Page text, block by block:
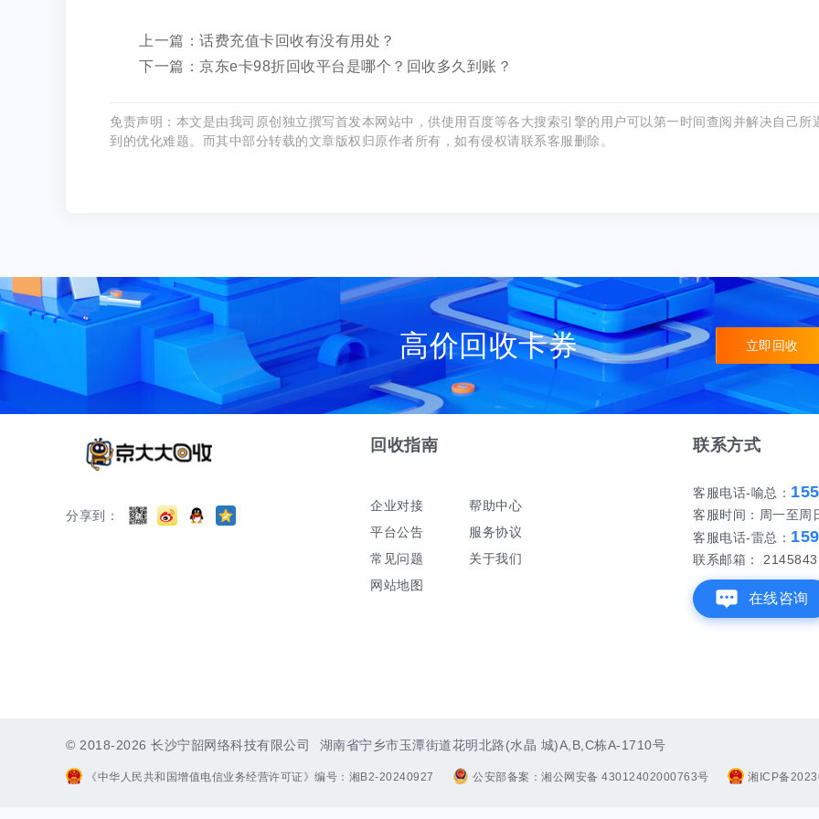
上一篇：话费充值卡回收有没有用处？
下一篇：京东e卡98折回收平台是哪个？回收多久到账？
免责声明：本文是由我司原创独立撰写首发本网站中，供使用百度等各大搜索引擎的用户可以第一时间查阅并解决自己所
到的优化难题。而其中部分转载的文章版权归原作者所有，如有侵权请联系客服删除。
高价回收卡券 立即回收
分享到：
回收指南
企业对接
平台公告
常见问题
网站地图
帮助中心
服务协议
关于我们
联系方式
客服电话-喻总：
客服时间：周一至
客服电话-雷总：
联系邮箱：
在线咨询
© 2018-2026 长沙宁韶网络科技有限公司 湖南省宁乡市玉潭街道花明北路(水晶 城)A,B,C栋A-1710号
《中华人民共和国增值电信业务经营许可证》编号：湘B2-20240927 公安部备案：湘公网安备 43012402000763号 湘ICP备